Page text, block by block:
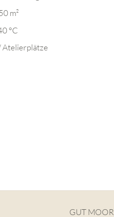
m²
°C
Atelierplätze
GUT MOOR